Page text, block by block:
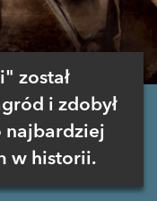
został
i zdobył
najbardziej
w historii.